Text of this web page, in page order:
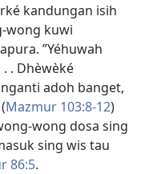
kandungan isih
wong kuwi
”Yéhuwah
. Dhèwèké
adoh banget,
(Mazmur 103:8-12)
wong dosa sing
sing wis tau
86:5.